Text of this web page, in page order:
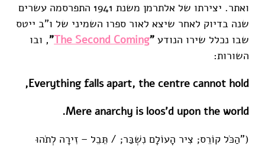
ואתר. יצירתו של אלתרמן משנת 1941 התפרסמה עשרים
שנה בדיוק לאחר שיצא לאור ספרו השמיני של ו"ב ייטס
שבו נכלל שירו הנודע "
The Second Coming
", ובו
השורות:
Everything falls apart, the centre cannot hold,
Mere anarchy is loos'd upon the world.
("הַכֹּל קוֹרֵס; צִיר הָעוֹלָם נִשְׁבַּר; / תֵּבֵל – זִירָה לְתֹהוּ